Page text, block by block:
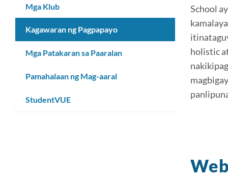
School
holistic
Mga Klub
Kagawaran ng Pagpapayo
Mga Patakaran sa Paaralan
Pamahalaan ng Mag-aaral
StudentVUE